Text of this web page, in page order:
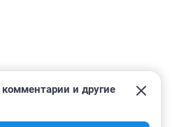
и другие